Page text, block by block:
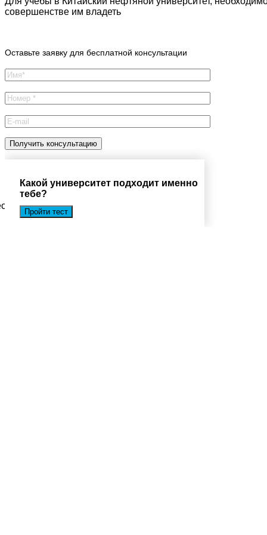
совершенстве им владеть
Оставьте заявку для бесплатной консультации
Какой университет подходит именно
тебе?
Пройти тест
консультацию